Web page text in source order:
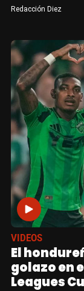
Redacción Diez
VIDEOS
El
golazo en
Leagues